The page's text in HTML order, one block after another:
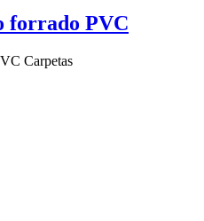
forrado PVC
Carpetas